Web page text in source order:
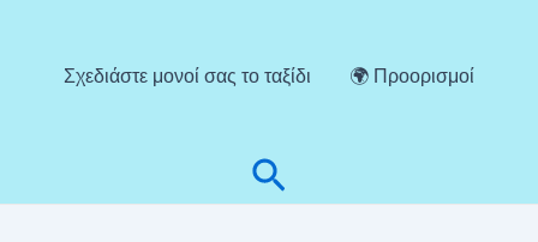
Σχεδιάστε μονοί σας το ταξίδι 🌍 Προορισμοί
Αναζήτηση